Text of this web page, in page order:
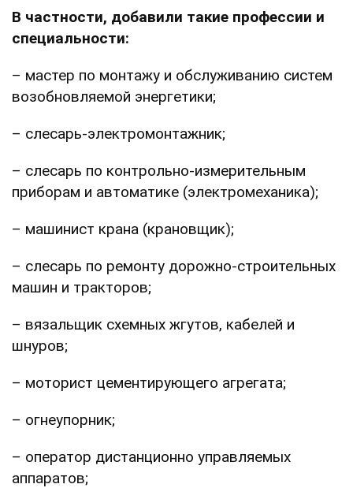
В частности, добавили такие профессии и
специальности:
– мастер по монтажу и обслуживанию систем
возобновляемой энергетики;
– слесарь-электромонтажник;
– слесарь по контрольно-измерительным
приборам и автоматике (электромеханика);
– машинист крана (крановщик);
– слесарь по ремонту дорожно-строительных
машин и тракторов;
– вязальщик схемных жгутов, кабелей и
шнуров;
– моторист цементирующего агрегата;
– огнеупорник;
– оператор дистанционно управляемых
аппаратов;